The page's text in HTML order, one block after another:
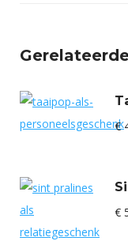
€
€